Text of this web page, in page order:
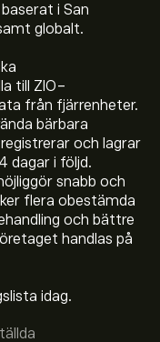
i San
globalt.
till ZIO-
från fjärrenheter.
bärbara
och lagrar
dagar i följd.
snabb och
flera obestämda
och bättre
handlas på
idag.